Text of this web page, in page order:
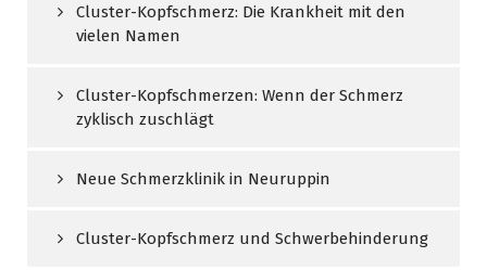
Cluster-Kopfschmerz: Die Krankheit mit den
vielen Namen
Cluster-Kopfschmerzen: Wenn der Schmerz
zyklisch zuschlägt
Neue Schmerzklinik in Neuruppin
Cluster-Kopfschmerz und Schwerbehinderung